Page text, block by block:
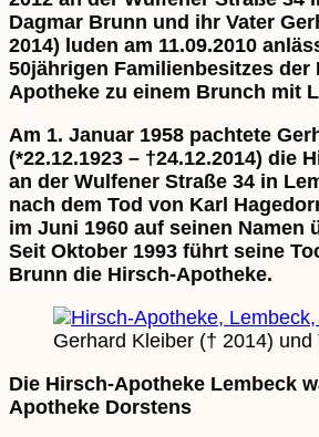
Dagmar Brunn und ihr Vater
2014) luden am 11.09.2010
50jährigen Familienbesitzes der
Apotheke zu einem Brunch mit
Am 1. Januar 1958 pachtete
(*22.12.1923 – †24.12.2014) die
an der Wulfener Straße 34 in
nach dem Tod von Karl
im Juni 1960 auf seinen Namen
Seit Oktober 1993 führt seine
Brunn die Hirsch-Apotheke.
Gerhard Kleiber († 2014)
Die Hirsch-Apotheke Lembeck
Apotheke Dorstens